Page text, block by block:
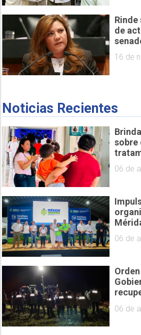
de
16 de
Noticias Recientes
sobre
06 de
06 de
06 de